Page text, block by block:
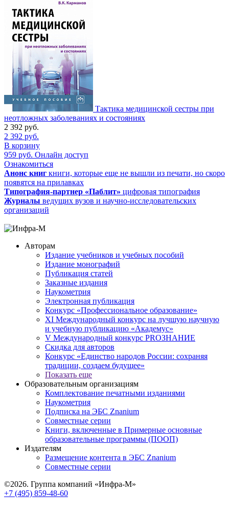
Тактика медицинской сестры при
неотложных заболеваниях и состояниях
2 392 руб.
2 392 руб.
В корзину
959 руб. Онлайн доступ
Ознакомиться
Анонс книг книги, которые еще не вышли из печати, но скоро
появятся на прилавках
Типография-партнер «Паблит» цифровая типография
Журналы ведущих вузов и научно-исследовательских
организаций
Авторам
Издание учебников и учебных пособий
Издание монографий
Публикация статей
Заказные издания
Наукометрия
Электронная публикация
Конкурс «Профессиональное образование»
XI Международный конкурс на лучшую научную
и учебную публикацию «Академус»
V Международный конкурс PROЗНАНИЕ
Скидка для авторов
Конкурс «Единство народов России: сохраняя
традиции, создаем будущее»
Показать еще
Образовательным организациям
Комплектование печатными изданиями
Наукометрия
Подписка на ЭБС Znanium
Совместные серии
Книги, включенные в Примерные основные
образовательные программы (ПООП)
Издателям
Размещение контента в ЭБС Znanium
Совместные серии
©2026. Группа компаний «Инфра-М»
+7 (495) 859-48-60